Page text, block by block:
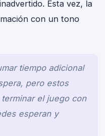
Esta vez, la
con un tono
tiempo adicional
pero estos
el juego con
esperan y